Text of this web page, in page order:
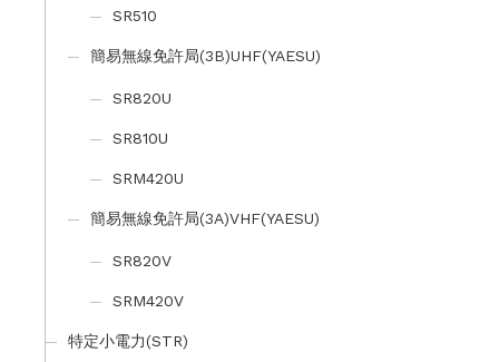
SR510
簡易無線免許局(3B)UHF(YAESU)
SR820U
SR810U
SRM420U
簡易無線免許局(3A)VHF(YAESU)
SR820V
SRM420V
特定小電力(STR)